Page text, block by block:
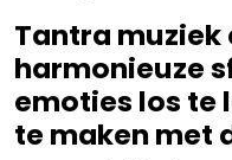
Tantra muziek
harmonieuze
emoties los te
te maken met